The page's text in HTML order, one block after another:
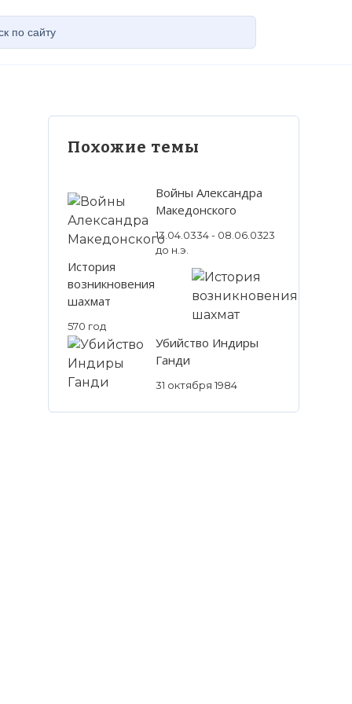
Похожие темы
Войны Александра
Македонского
13.04.0334 - 08.06.0323
до н.э.
История
возникновения
шахмат
570 год
Убийство Индиры
Ганди
31 октября 1984